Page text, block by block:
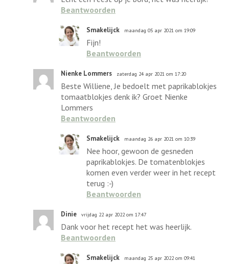
Beantwoorden
Smakelijck maandag 05 apr 2021 om 19:09
Fijn!
Beantwoorden
Nienke Lommers zaterdag 24 apr 2021 om 17:20
Beste Williene, Je bedoelt met paprikablokjes
tomaatblokjes denk ik? Groet Nienke
Lommers
Beantwoorden
Smakelijck maandag 26 apr 2021 om 10:39
Nee hoor, gewoon de gesneden
paprikablokjes. De tomatenblokjes
komen even verder weer in het recept
terug :-)
Beantwoorden
Dinie vrijdag 22 apr 2022 om 17:47
Dank voor het recept het was heerlijk.
Beantwoorden
Smakelijck maandag 25 apr 2022 om 09:41